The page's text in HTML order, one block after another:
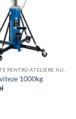
viteze 1000kg